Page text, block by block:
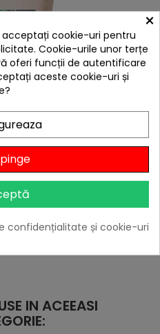
Landmann 500 grame
lei
review
IN ACEEASI
×
cookie-uri pentru
Cookie-urile unor terțe
oferi funcții de autentificare
aceste cookie-uri și
confidențialitate și cookie-uri